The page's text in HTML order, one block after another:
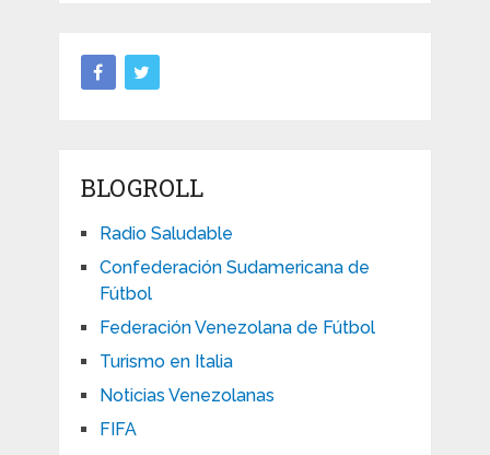
BLOGROLL
Radio Saludable
Confederación Sudamericana de
Fútbol
Federación Venezolana de Fútbol
Turismo en Italia
Noticias Venezolanas
FIFA